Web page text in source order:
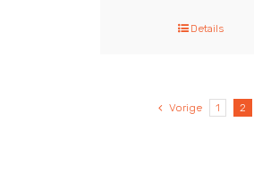
Details
Vorige 1 2